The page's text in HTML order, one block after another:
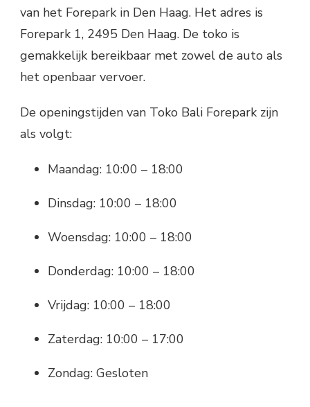
van het Forepark in Den Haag. Het adres is
Forepark 1, 2495 Den Haag. De toko is
gemakkelijk bereikbaar met zowel de auto als
het openbaar vervoer.
De openingstijden van Toko Bali Forepark zijn
als volgt:
Maandag: 10:00 – 18:00
Dinsdag: 10:00 – 18:00
Woensdag: 10:00 – 18:00
Donderdag: 10:00 – 18:00
Vrijdag: 10:00 – 18:00
Zaterdag: 10:00 – 17:00
Zondag: Gesloten